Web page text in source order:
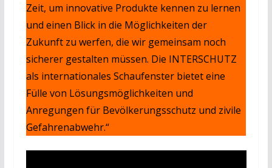
Zeit, um innovative Produkte kennen zu lernen
und einen Blick in die Möglichkeiten der
Zukunft zu werfen, die wir gemeinsam noch
sicherer gestalten müssen. Die INTERSCHUTZ
als internationales Schaufenster bietet eine
Fülle von Lösungsmöglichkeiten und
Anregungen für Bevölkerungsschutz und zivile
Gefahrenabwehr.“